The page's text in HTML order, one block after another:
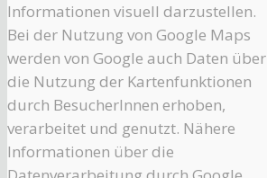
Informationen visuell darzustellen.
Bei der Nutzung von Google Maps
werden von Google auch Daten über
die Nutzung der Kartenfunktionen
durch BesucherInnen erhoben,
verarbeitet und genutzt. Nähere
Informationen über die